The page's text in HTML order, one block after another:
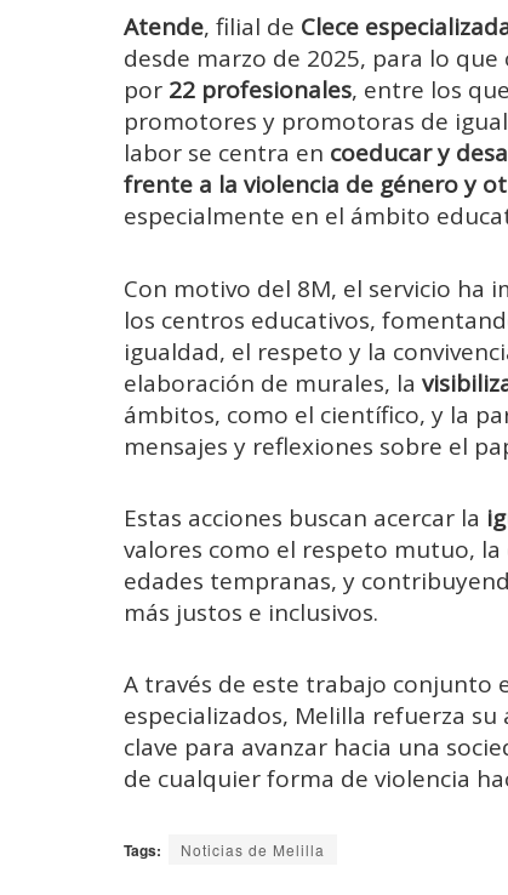
Atende, filial de Clece
desde marzo de 2025, para lo
por 22 profesionales, entre los
promotores y promotoras de
labor se centra en coeducar y
frente a la violencia de género y
especialmente en el ámbito
Con motivo del 8M, el servicio ha
los centros educativos,
igualdad, el respeto y la
elaboración de murales, la
ámbitos, como el científico, y la
mensajes y reflexiones sobre el
Estas acciones buscan acercar la
valores como el respeto mutuo,
edades tempranas, y
más justos e inclusivos.
A través de este trabajo conjunto
especializados, Melilla refuerza
clave para avanzar hacia una
de cualquier forma de violencia
Tags: Noticias de Melilla